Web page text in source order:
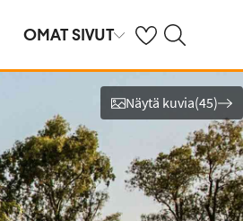
OMAT SIVUT OmatHaku
Näytä kuvia(45)